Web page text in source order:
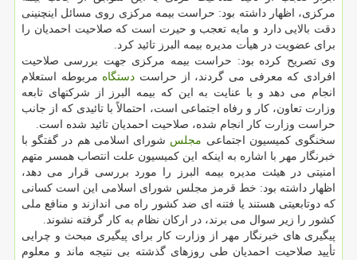
مرکزی، اظهار داشته بود: حراست بیمه مرکزی روی مسائل اینچنینی
دقت بالایی دارد و مایه تعجب و حیرت است که صلاحیت احمدیان را
برای عضویت در هیأت مدیره بیمه البرز تائید کرد.
وی تصریح کرده بود: حراست بیمه مرکزی جهت بررسی صلاحیت
افرادی که معرفی می گردند، از حراست دستگاه مربوطه استعلام
انجام می دهد و با عنایت به این که بیمه البرز از شرکتهای تابعه
وزارت تعاون، کار و رفاه اجتماعی است، احتمالاً با تائیدی که از جانب
حراست وزارت کار انجام شده، صلاحیت احمدیان تائید شده است.
سخنگوی کمیسیون اجتماعی مجلس شورای اسلامی هم در گفتگو با
خبرنگار مهر با اشاره به اینکه این کمیسیون علت انتصاب همسر متهم
امنیتی در هیئت مدیره بیمه البرز را مورد بررسی قرار می دهد،
اظهار داشته بود: خط قرمز مجلس شورای اسلامی این است کسانی
که دوتابعیتی هستند یا فتنه ای ضد کشور راه می اندازند و منافع ملی
کشور را زیر سوال می برند، در ارکان نظام به کار گرفته نشوند.
پیگیری های خبرنگار مهر از وزارت کار برای پیگیری مبحث و چرایی
تأیید صلاحیت احمدیان طی روزهای گذشته بی نتیجه ماند و معلوم